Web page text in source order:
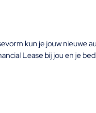
kun je jouw nieuwe
Lease bij jou en je